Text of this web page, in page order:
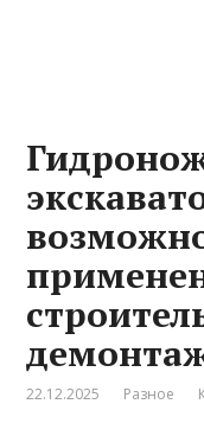
22.12.2025 Разное